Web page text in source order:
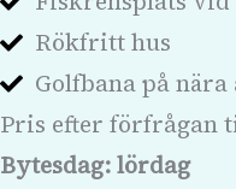
Rökfritt hus
Golfbana på
Pris efter förfrågan
Bytesdag: lördag